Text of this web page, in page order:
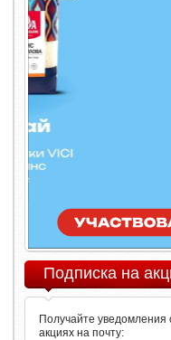
Подписка на
Получайте уведомления
акциях на почту: